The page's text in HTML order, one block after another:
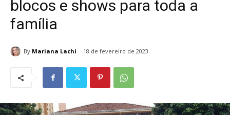
blocos e shows para toda a
família
By Mariana Lachi 18 de fevereiro de 2023